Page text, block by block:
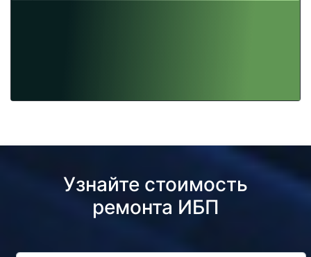
Узнайте стоимость
ремонта ИБП